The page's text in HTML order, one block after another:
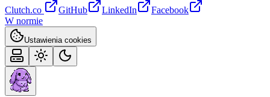
Clutch.co GitHub LinkedIn
Facebook
W normie
Ustawienia cookies